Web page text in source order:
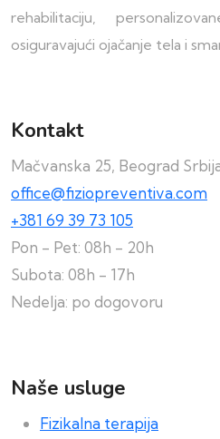
rehabilitaciju,
osiguravajući ojačanje tela i
Kontakt
Mačvanska 25, Beograd
office@fiziopreventiva.com
+381 69 39 73 105
Pon - Pet: 08h - 20h
Subota: 08h - 17h
Nedelja: po dogovoru
Naše usluge
Fizikalna terapija